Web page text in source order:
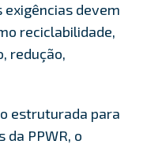
exigências devem
reciclabilidade,
redução,
estruturada para
da PPWR, o